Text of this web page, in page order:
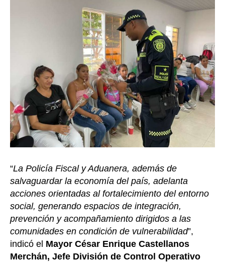
“La Policía Fiscal y Aduanera, además de
salvaguardar la economía del país, adelanta
acciones orientadas al fortalecimiento del entorno
social, generando espacios de integración,
prevención y acompañamiento dirigidos a las
comunidades en condición de vulnerabilidad”,
indicó el Mayor César Enrique Castellanos
Merchán, Jefe División de Control Operativo